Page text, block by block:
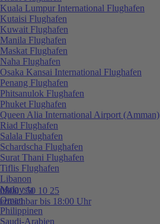
0800 / 50 10 25
erreichbar bis 18:00 Uhr
Kuala Lumpur International Flughafen
Kutaisi Flughafen
Kuwait Flughafen
Manila Flughafen
Maskat Flughafen
Naha Flughafen
Osaka Kansai International Flughafen
Penang Flughafen
Phitsanulok Flughafen
Phuket Flughafen
Queen Alia International Airport (Amman)
Riad Flughafen
Salala Flughafen
Schardscha Flughafen
Surat Thani Flughafen
Tiflis Flughafen
Libanon
Malaysia
Oman
Philippinen
Saudi-Arabien